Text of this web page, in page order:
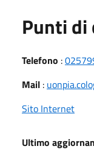
Punti
Telefono :
Mail :
Sito Internet
Ultimo